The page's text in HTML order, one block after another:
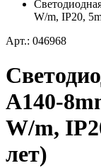
W/m, IP20,
Арт.: 046968
A140-
W/m,
лет)